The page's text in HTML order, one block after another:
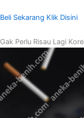
Beli Sekarang Klik Disini
Gak Perlu Risau Lagi